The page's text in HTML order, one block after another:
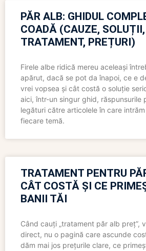
PĂR ALB: GHIDUL
COADĂ (CAUZE, SOLUȚII,
TRATAMENT, PREȚURI)
Firele albe ridică mereu aceleași
apărut, dacă se pot da înapoi, ce e
vrei vopsea și cât costă o soluție
aici, într-un singur ghid, răspunsurile
legături către articolele în care
fiecare temă.
TRATAMENT PENTRU
CÂT COSTĂ ȘI CE
BANII TĂI
Când cauți „tratament păr alb preț”,
direct, nu o pagină care ascunde
dăm mai jos prețurile clare, ce